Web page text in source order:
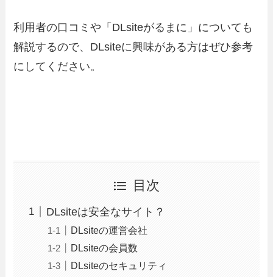
利用者の口コミや「DLsiteがるまに」についても
解説するので、DLsiteに興味がある方はぜひ参考
にしてください。
目次
DLsiteは安全なサイト？
DLsiteの運営会社
DLsiteの会員数
DLsiteのセキュリティ